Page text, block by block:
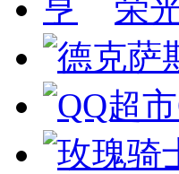
荣